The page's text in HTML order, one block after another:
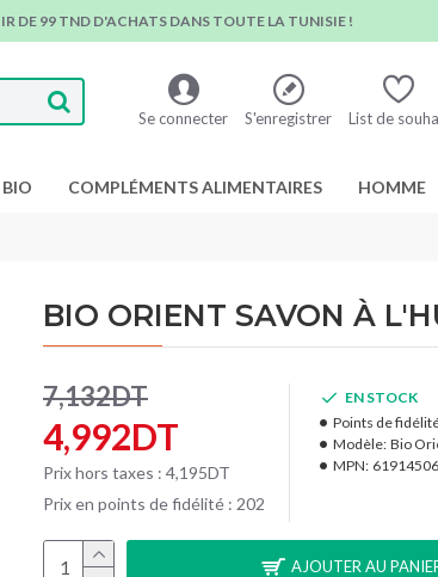
DE 99 TND D'ACHATS DANS TOUTE LA TUNISIE !
Se connecter S'enregistrer List de
COMPLÉMENTS ALIMENTAIRES HOMME
BIO ORIENT SAVON À
4,992DT
7,132DT
Prix hors taxes : 4,195DT
Prix en points de fidélité : 202
EN STOCK
Points de
Modèle: Bio
MPN:
AJOUTER AU